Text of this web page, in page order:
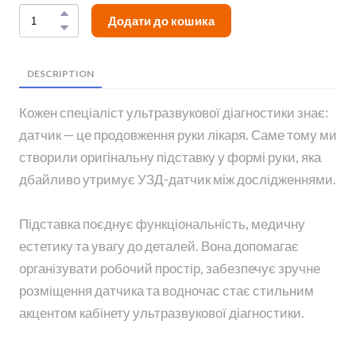
Додати до кошика
DESCRIPTION
Кожен спеціаліст ультразвукової діагностики знає:
датчик — це продовження руки лікаря. Саме тому ми
створили оригінальну підставку у формі руки, яка
дбайливо утримує УЗД-датчик між дослідженнями.
Підставка поєднує функціональність, медичну
естетику та увагу до деталей. Вона допомагає
організувати робочий простір, забезпечує зручне
розміщення датчика та водночас стає стильним
акцентом кабінету ультразвукової діагностики.